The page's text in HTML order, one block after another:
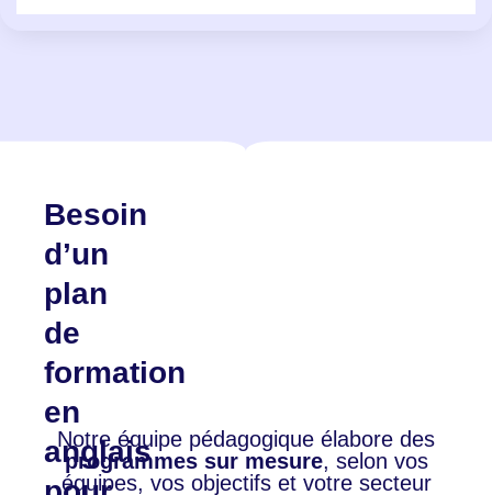
Besoin
d’un
plan
de
formation
en
anglais
Notre équipe pédagogique élabore des
programmes sur mesure, selon vos
équipes, vos objectifs et votre secteur